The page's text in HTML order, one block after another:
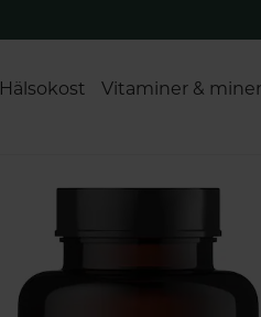
Hälsokost Vitaminer &